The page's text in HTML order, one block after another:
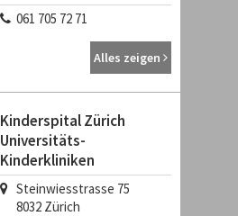
061 705 72 71
Alles zeigen
Kinderspital Zürich
Universitäts-
Kinderkliniken
Steinwiesstrasse 75
8032 Zürich